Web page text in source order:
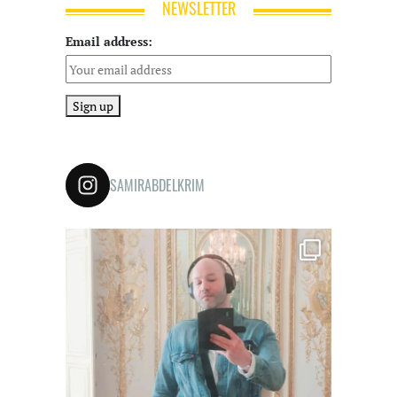
NEWSLETTER
Email address:
SAMIRABDELKRIM